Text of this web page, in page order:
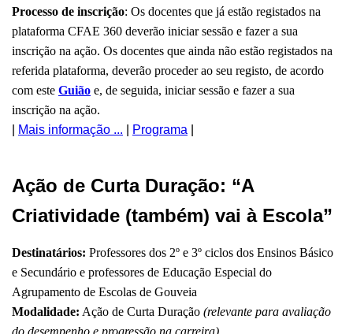
Processo de inscrição: Os docentes que já estão registados na
plataforma CFAE 360 deverão iniciar sessão e fazer a sua
inscrição na ação. Os docentes que ainda não estão registados na
referida plataforma, deverão proceder ao seu registo, de acordo
com este Guião e, de seguida, iniciar sessão e fazer a sua
inscrição na ação.
Mais informação ... Programa
Ação de Curta Duração: “A
Criatividade (também) vai à Escola”
Destinatários: Professores dos 2º e 3º ciclos dos Ensinos Básico
e Secundário e professores de Educação Especial do
Agrupamento de Escolas de Gouveia
Modalidade: Ação de Curta Duração (relevante para avaliação